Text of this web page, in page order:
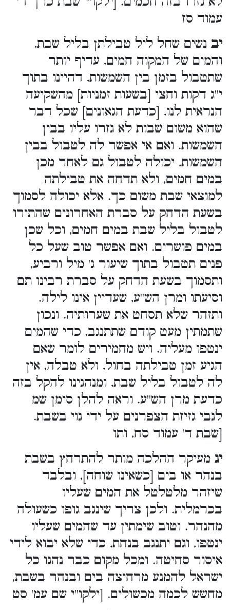
עמוד סז
יב נשים שחל ליל טבילתן בליל שבת,
והמים של המקוה חמים, עדיף יותר
שתטבול בזמן בין השמשות, דהיינו בתוך
י''ג דקות וחצי [בשעות זמניות] מהשקיעה
הנראית לנו, [כדעת הגאונים] שכל דבר
שהוא משום שבות לא גזרו עליו בבין
השמשות. ואם אי אפשר לה לטבול בבין
השמשות, יכולה לטבול גם לאחר מכן
במים חמים, ולא תדחה את טבילתה
למוצאי שבת משום כך. אלא יכולה לסמוך
בשעת הדחק על סברת האחרונים שהתירו
לטבול בליל שבת במים חמים, וכל שכן
במים פושרים. ואם אפשר טוב שעל כל
פנים תטבול בתוך שיעור ג' מיל ורביע,
ותסמוך בשעת הדחק על סברת רבינו תם
וסיעתו ומרן הש''ע, שעדיין אינו לילה.
ותזהר שלא תסחט את שערותיה. ונכון
שתמתין מעט קודם שתתנגב, כדי שהמים
ינטפו מעליה. ויש מחמירים לומר שאם
הגיע זמן טבילתה בחול, ולא טבלה, אין
לה לטבול בליל שבת, ומנהגינו להקל בזה
כדעת מרן הש''ע. וראה להלן סימן שמ
לגבי גזיזת הצפרנים על ידי גוי בשבת.
[שבת ד' עמוד סח, ותו
יג מעיקר ההלכה מותר להתרחץ בשבת
בנהר או בים [כשאינו שוחה], ובלבד
שיזהר מלטלטל את המים שעליו
בכרמלית. ולכן צריך שינגב גופו כשעולה
מהנהר. וטוב שימתין עד שהמים שעליו
ינטפו, וגם יתנגב בנחת, כדי שלא יבוא לידי
איסור סחיטה. ומכל מקום כבר נהגו כל
ישראל להמנע מרחיצה בים ובנהר בשבת,
מחשש לכמה מכשולים. [ילקו''י שם עמ' סט